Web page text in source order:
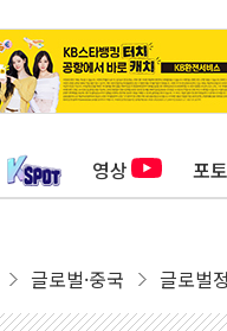
영상 포토
글로벌·중국 글로벌